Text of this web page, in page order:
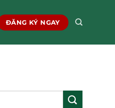
ĐĂNG KÝ NGAY